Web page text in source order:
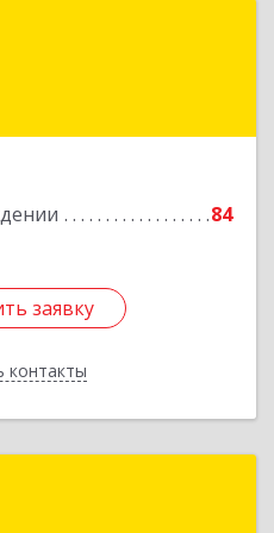
84
заявку
контакты
Автономный округ
Подробнее
заявку